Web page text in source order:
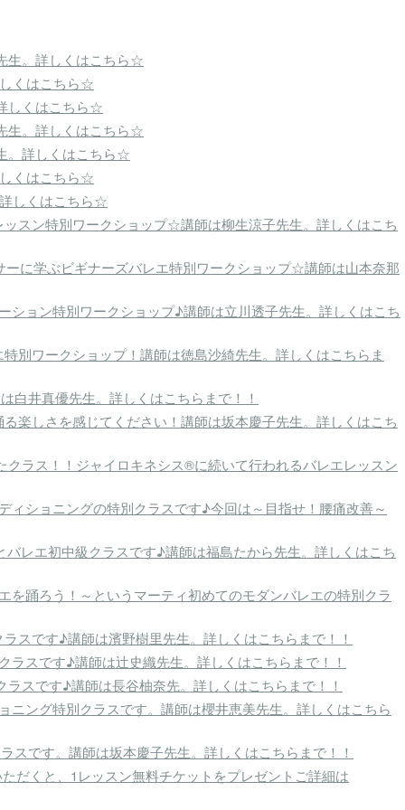
生。詳しくはこちら☆
くはこちら☆
しくはこちら☆
生。詳しくはこちら☆
。詳しくはこちら☆
くはこちら☆
しくはこちら☆
スン特別ワークショップ☆講師は柳生涼子先生。詳しくはこち
に学ぶビギナーズバレエ特別ワークショップ☆講師は山本奈那
ョン特別ワークショップ♪講師は立川透子先生。詳しくはこち
別ワークショップ！講師は徳島沙綺先生。詳しくはこちらま
白井真優先生。詳しくはこちらまで！！
楽しさを感じてください！講師は坂本慶子先生。詳しくはこち
ラス！！ジャイロキネシス®に続いて行われるバレエレッスン
ショニングの特別クラスです♪今回は～目指せ！腰痛改善～
レエ初中級クラスです♪講師は福島たから先生。詳しくはこち
踊ろう！～というマーティ初めてのモダンバレエの特別クラ
スです♪講師は濱野樹里先生。詳しくはこちらまで！！
スです♪講師は辻史織先生。詳しくはこちらまで！！
スです♪講師は長谷柚奈先。詳しくはこちらまで！！
ング特別クラスです。講師は櫻井恵美先生。詳しくはこちら
スです。講師は坂本慶子先生。詳しくはこちらまで！！
だくと、1レッスン無料チケットをプレゼントご詳細は